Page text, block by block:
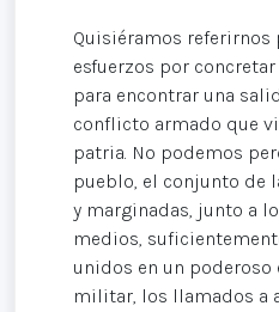
Quisiéramos
esfuerzos por
para encontrar una
conflicto armado que
patria. No podemos
pueblo, el conjunto de
y marginadas, junto a
medios,
unidos en un
militar, los llamados a